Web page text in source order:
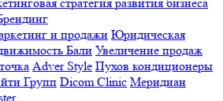
| ВЭБ АРМАДА
БИК: 044525999,